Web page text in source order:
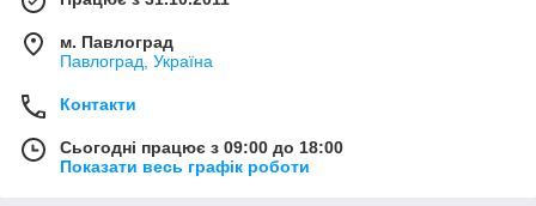
м. Павлоград
Павлоград, Україна
Контакти
Сьогодні працює з 09:00 до 18:00
Показати весь графік роботи